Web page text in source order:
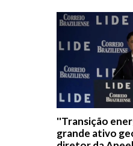
''Transição
grande ativo